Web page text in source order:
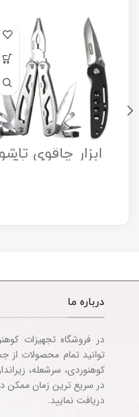
ابزار چاقوی تاشو
مدل Stanley
درباره ما
در فروشگاه تجهیزات
توانید تمام محصولات از
کوهنوردی، سرشعله،
در سریع ترین زمان ممکن
دریافت نمایید.